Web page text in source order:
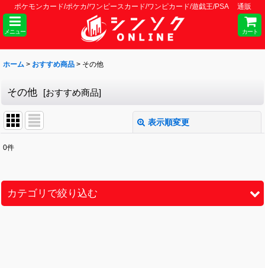
ポケモンカード/ポケカ/ワンピースカード/ワンピカード/遊戯王/PSA 通販
メニュー カート
ホーム > おすすめ商品 > その他
その他 [おすすめ商品]
表示順変更
表示数
0件
カテゴリで絞り込む